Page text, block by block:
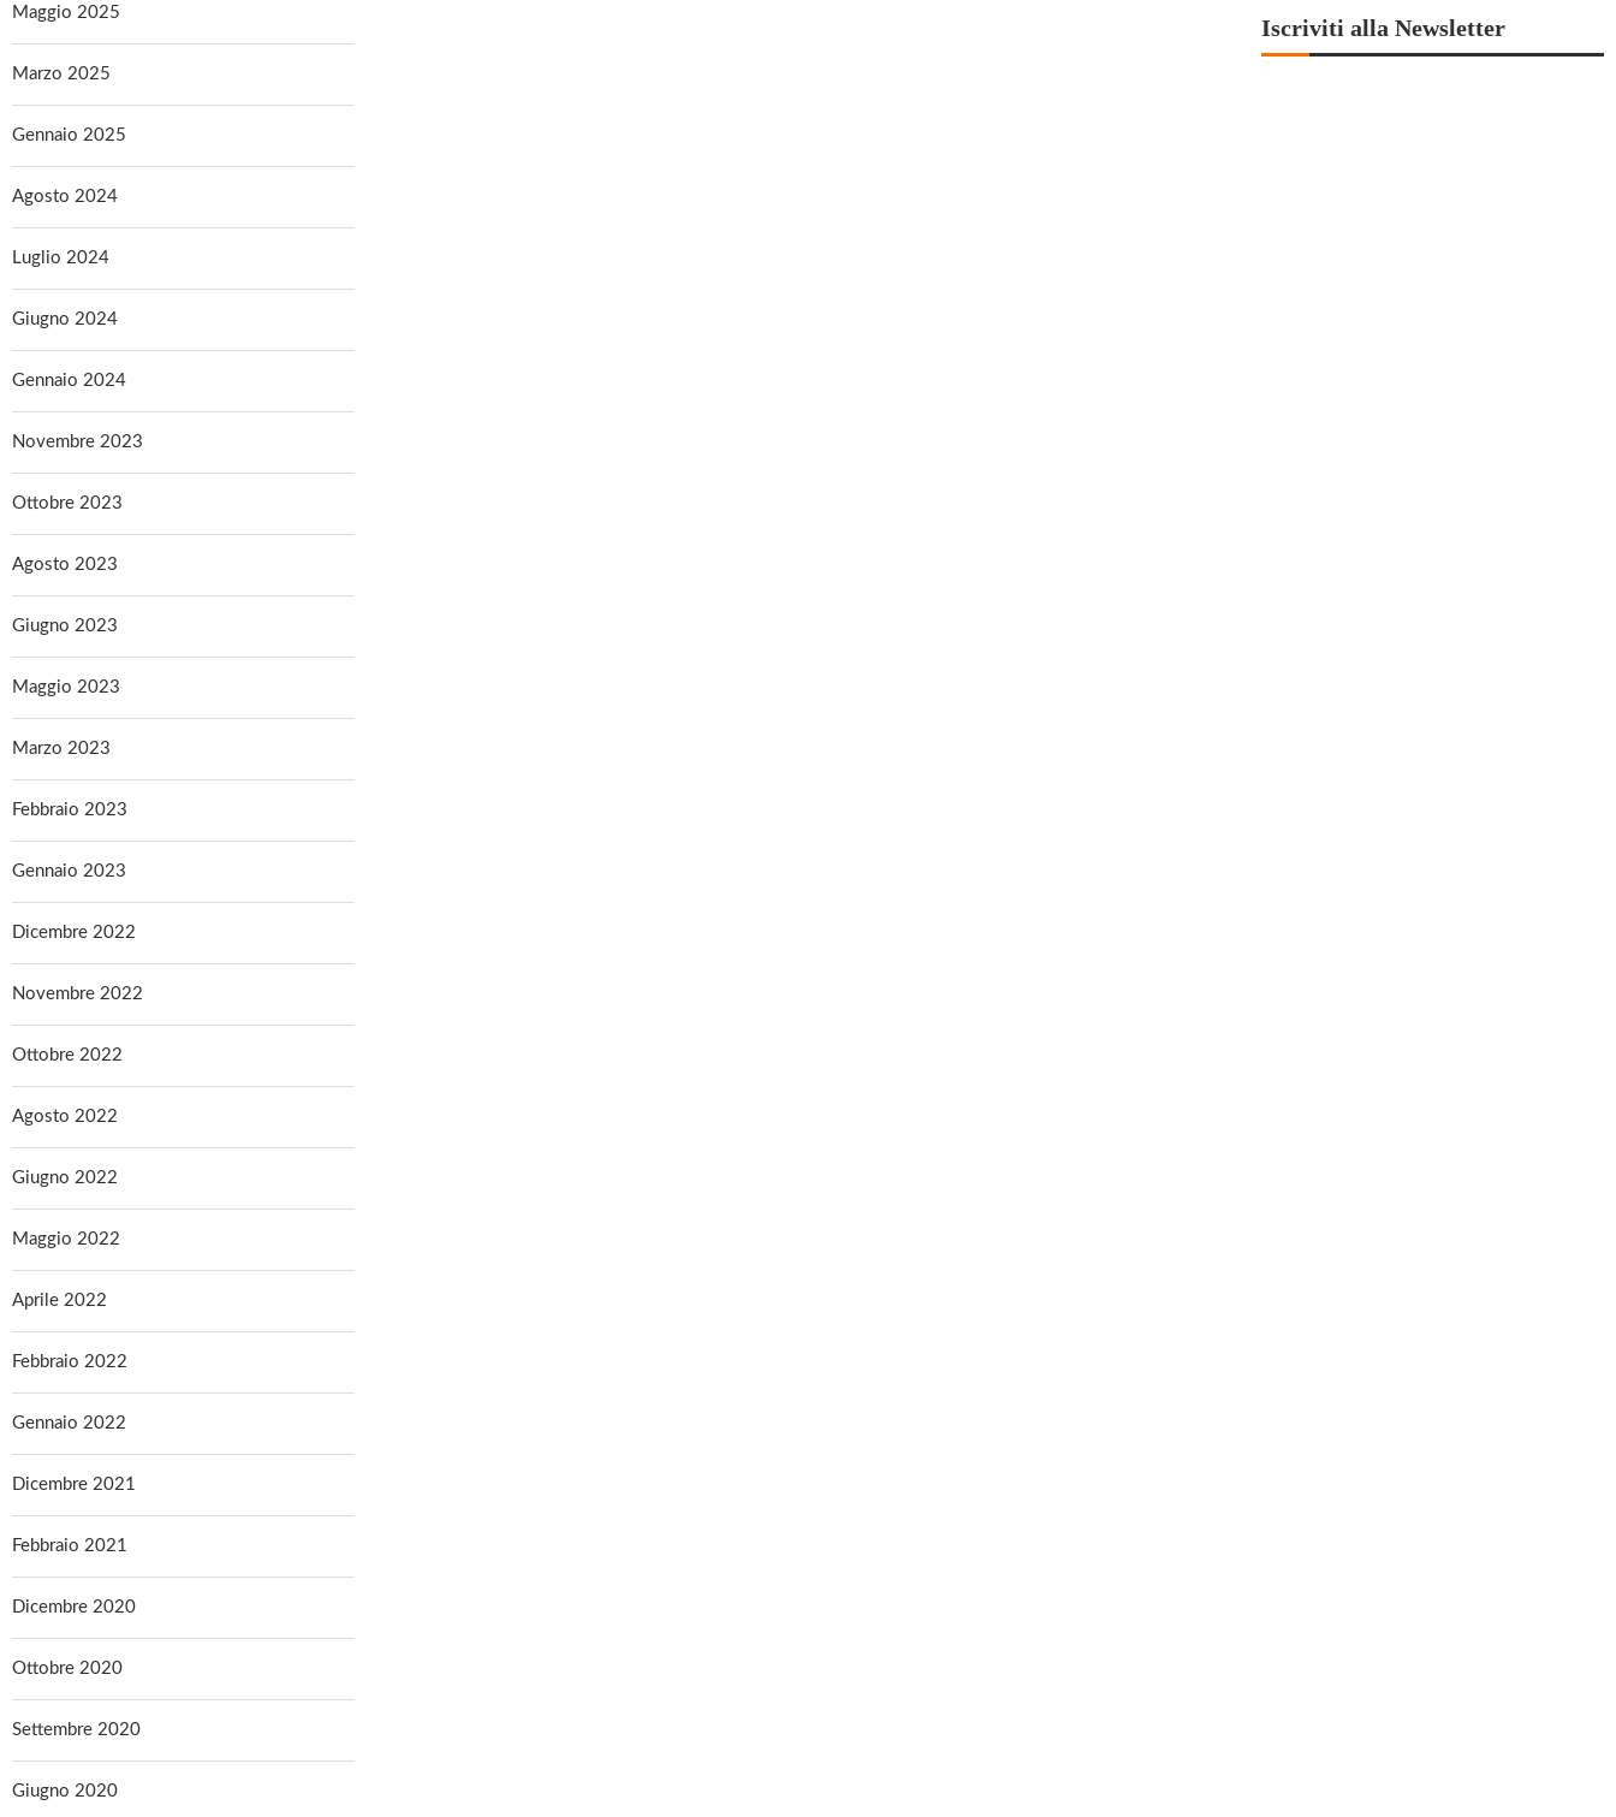
Iscriviti alla Newsletter
Maggio 2025
Marzo 2025
Gennaio 2025
Agosto 2024
Luglio 2024
Giugno 2024
Gennaio 2024
Novembre 2023
Ottobre 2023
Agosto 2023
Giugno 2023
Maggio 2023
Marzo 2023
Febbraio 2023
Gennaio 2023
Dicembre 2022
Novembre 2022
Ottobre 2022
Agosto 2022
Giugno 2022
Maggio 2022
Aprile 2022
Febbraio 2022
Gennaio 2022
Dicembre 2021
Febbraio 2021
Dicembre 2020
Ottobre 2020
Settembre 2020
Giugno 2020